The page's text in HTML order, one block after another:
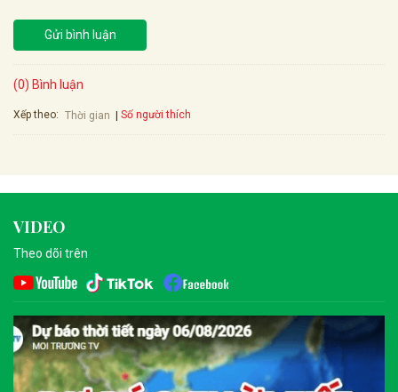
Gửi bình luận
(0) Bình luận
Xếp theo: Thời gian Số người thích
VIDEO
Theo dõi trên